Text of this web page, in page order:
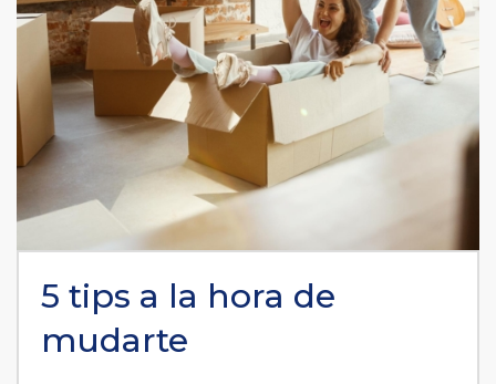
5 tips a la hora de
mudarte